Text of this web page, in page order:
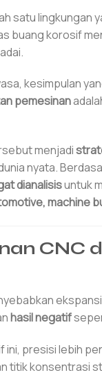
satu lingkungan
buang korosif
kesimpulan
pemesinan
menjadi
nyata.
dianalisisuntuk
machine
CNC
hasil negatif
ini, presisi lebih
titik konsentrasi